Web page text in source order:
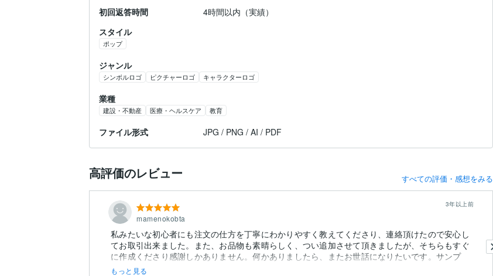
初回返答時間
4時間以内（実績）
スタイル
ポップ
ジャンル
シンボルロゴ ピクチャーロゴ キャラクターロゴ
業種
建設・不動産 医療・ヘルスケア 教育
ファイル形式 JPG / PNG / AI / PDF
高評価のレビュー すべての評価・感想をみる
mamenokobta
3年以上前
私みたいな初心者にも注文の仕方を丁寧にわかりやすく教えてくださり、連絡頂けたので安心し
てお取引出来ました。また、お品物も素晴らしく、つい追加させて頂きましたが、そちらもすぐ
に作成くださり感謝しかありません。何かありましたら、またお世話になりたいです。サンプ
ル...
もっと見る